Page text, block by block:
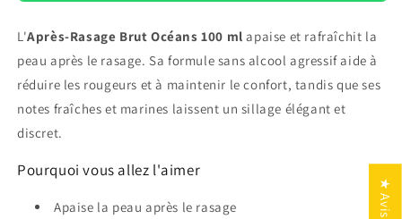
L'Après-Rasage Brut Océans 100 ml apaise et rafraîchit la
peau après le rasage. Sa formule sans alcool agressif aide à
réduire les rougeurs et à maintenir le confort, tandis que ses
notes fraîches et marines laissent un sillage élégant et
discret.
Pourquoi vous allez l'aimer
Apaise la peau après le rasage
★ Avis